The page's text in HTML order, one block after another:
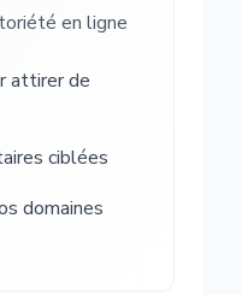
en ligne
attirer de
ciblées
domaines